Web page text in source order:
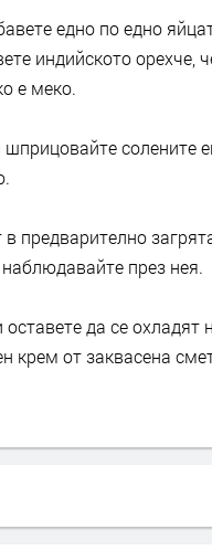
едно по едно
индийското орехче,
е меко.
солените
в предварително
през нея.
оставете да се
крем от заквасена